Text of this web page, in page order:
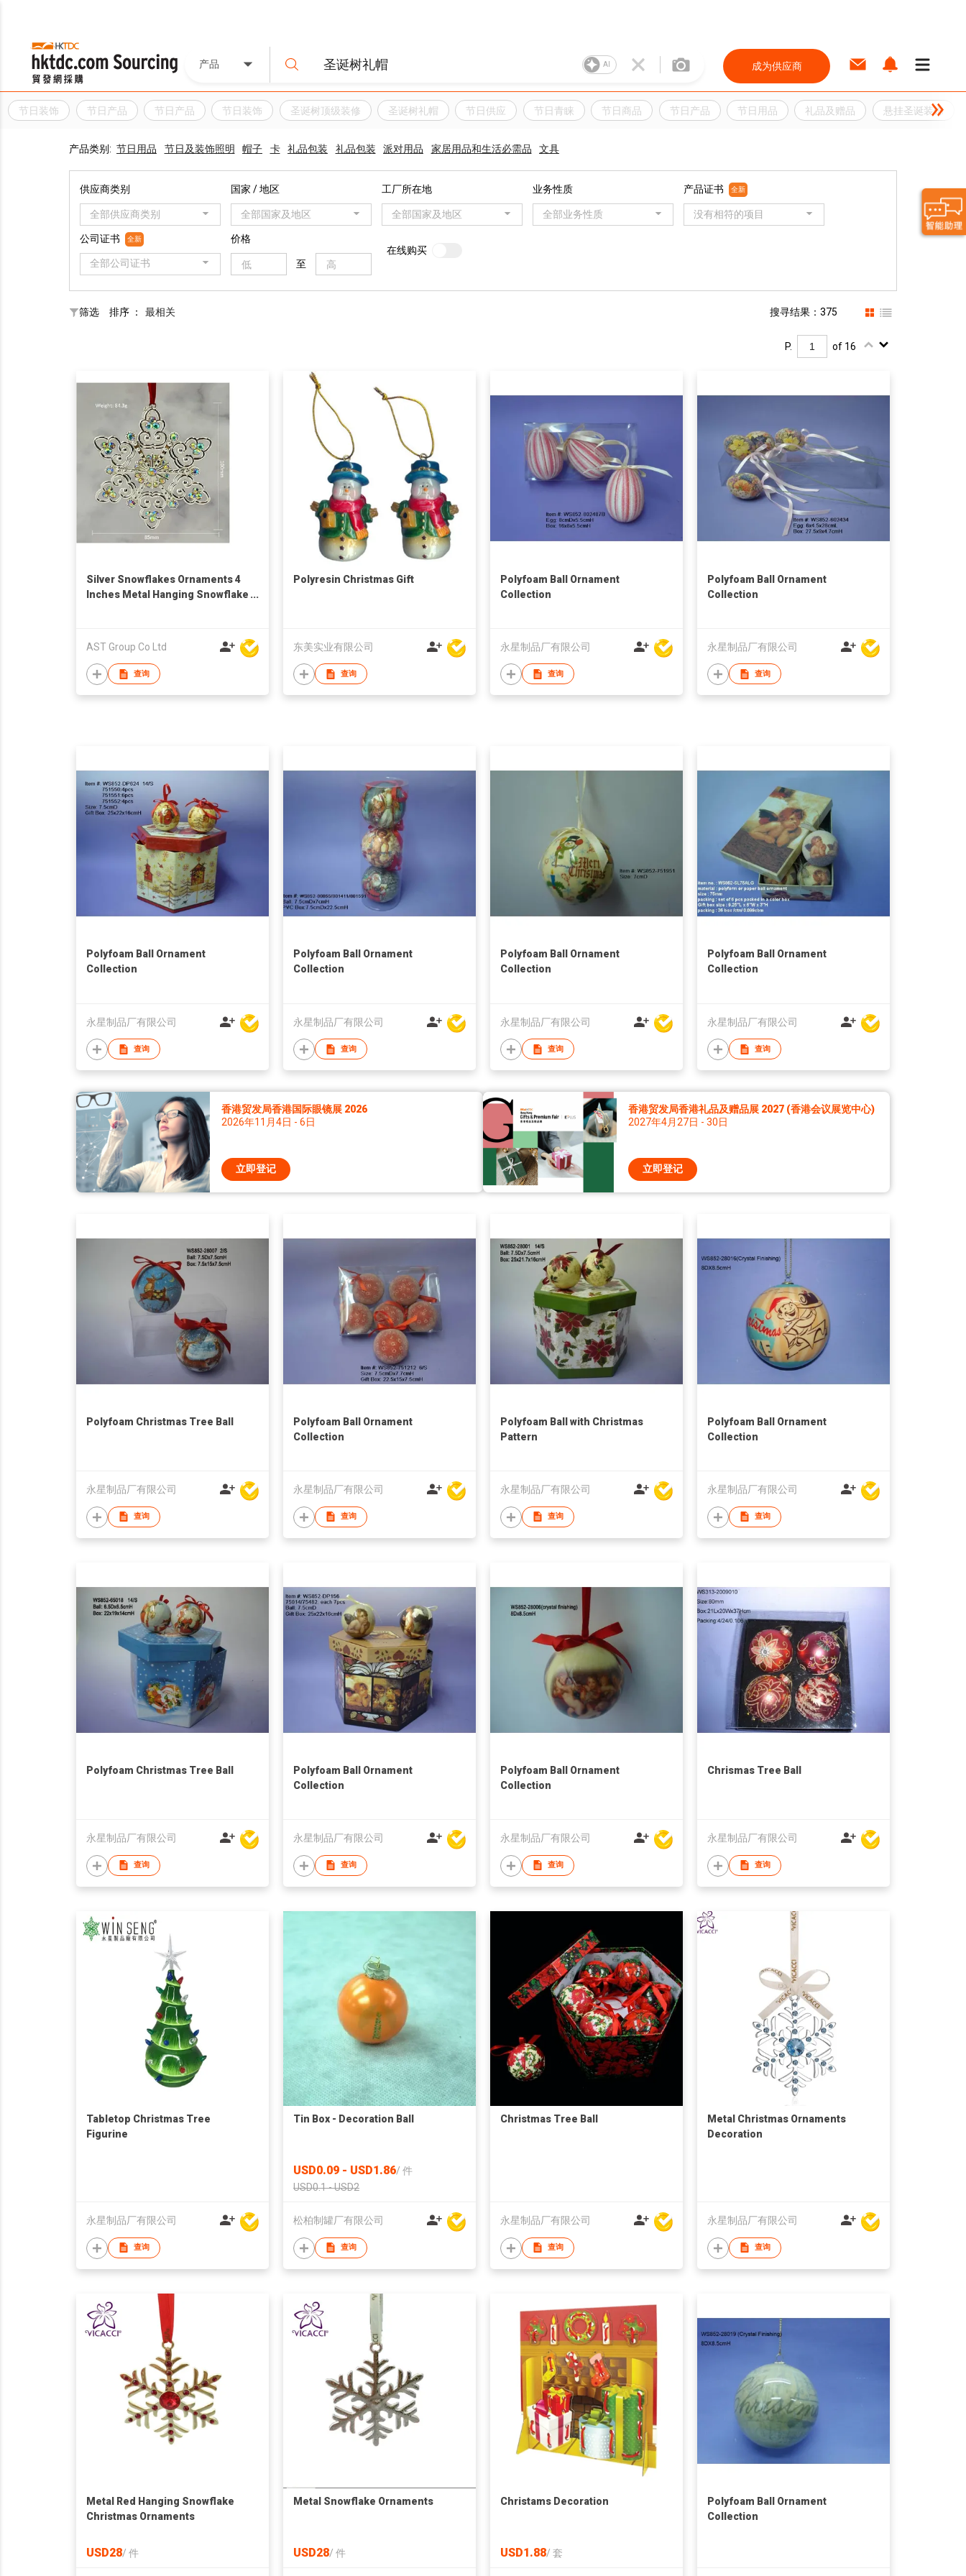
产品 AI 成为供应商
节日装饰 节日产品 节日产品 节日装饰 圣诞树顶级装修 圣诞树礼帽 节日供应 节日青睐 节日商品 节日产品 节日用品 礼品及赠品 悬挂圣诞装饰
产品类别: 节日用品 节日及装饰照明 帽子 卡 礼品包装 礼品包装 派对用品 家居用品和生活必需品 文具
供应商类别
全部供应商类别
国家 / 地区
全部国家及地区
工厂所在地
全部国家及地区
业务性质
全部业务性质
产品证书 全新
没有相符的项目
公司证书 全新
全部公司证书
价格
至
在线购买
筛选 排序 ： 最相关 搜寻结果：375
P. of 16
Silver Snowflakes Ornaments 4
Inches Metal Hanging Snowflake
AST Group Co Ltd
查询
Polyresin Christmas Gift
东美实业有限公司
查询
Polyfoam Ball Ornament
Collection
永星制品厂有限公司
查询
Polyfoam Ball Ornament
Collection
永星制品厂有限公司
查询
Polyfoam Ball Ornament
Collection
永星制品厂有限公司
查询
Polyfoam Ball Ornament
Collection
永星制品厂有限公司
查询
Polyfoam Ball Ornament
Collection
永星制品厂有限公司
查询
Polyfoam Ball Ornament
Collection
永星制品厂有限公司
查询
香港贸发局香港国际眼镜展 2026
2026年11月4日 - 6日
立即登记
香港贸发局香港礼品及赠品展 2027 (香港会议展览中心)
2027年4月27日 - 30日
立即登记
Polyfoam Christmas Tree Ball
永星制品厂有限公司
查询
Polyfoam Ball Ornament
Collection
永星制品厂有限公司
查询
Polyfoam Ball with Christmas
Pattern
永星制品厂有限公司
查询
Polyfoam Ball Ornament
Collection
永星制品厂有限公司
查询
Polyfoam Christmas Tree Ball
永星制品厂有限公司
查询
Polyfoam Ball Ornament
Collection
永星制品厂有限公司
查询
Polyfoam Ball Ornament
Collection
永星制品厂有限公司
查询
Chrismas Tree Ball
永星制品厂有限公司
查询
Tabletop Christmas Tree
Figurine
永星制品厂有限公司
查询
Tin Box - Decoration Ball
USD0.09 - USD1.86/ 件
USD0.1 - USD2
松柏制罐厂有限公司
查询
Christmas Tree Ball
永星制品厂有限公司
查询
Metal Christmas Ornaments
Decoration
永星制品厂有限公司
查询
Metal Red Hanging Snowflake
Christmas Ornaments
USD28/ 件
Metal Snowflake Ornaments
USD28/ 件
Christams Decoration
USD1.88/ 套
Polyfoam Ball Ornament
Collection